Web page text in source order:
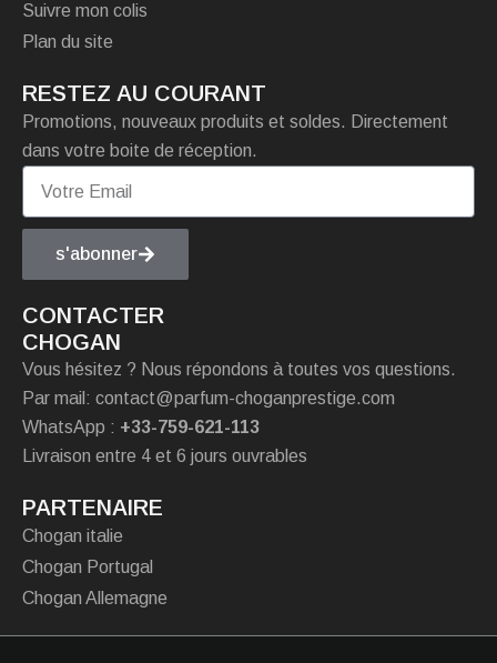
Suivre mon colis
Plan du site
RESTEZ AU COURANT
Promotions, nouveaux produits et soldes. Directement
dans votre boite de réception.
s'abonner
CONTACTER
CHOGAN
Vous hésitez ? Nous répondons à toutes vos questions.
Par mail: contact@parfum-choganprestige.com
WhatsApp : +33-759-621-113
Livraison entre 4 et 6 jours ouvrables
PARTENAIRE
Chogan italie
Chogan Portugal
Chogan Allemagne